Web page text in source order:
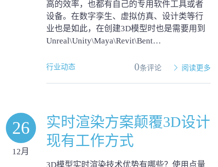
高的效率，也都有自己的专用软件工具或者
设备。在数字孪生、虚拟仿真、设计类等行
业也是如此，在创建3D模型时也是需要用到
Unreal\Unity\Maya\Revit\Bent…
行业动态 0条评论 阅读更多
26
12月
实时渲染方案颠覆3D设计
现有工作方式
3D模型实时渲染技术优势有哪些？使用点量